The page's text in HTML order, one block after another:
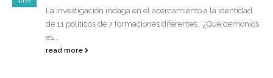
La investigación indaga en el acercamiento a la identidad
de 11 políticos de 7 formaciones diferentes. ‘¿Qué demonios
es...
read more